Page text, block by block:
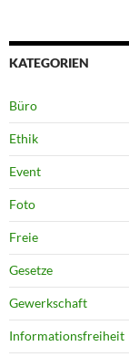
KATEGORIEN
Büro
Ethik
Event
Foto
Freie
Gesetze
Gewerkschaft
Informationsfreiheit